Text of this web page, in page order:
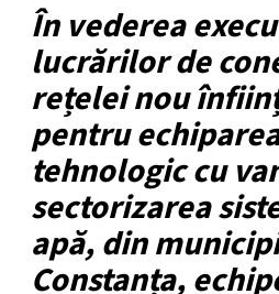
În vederea
lucrărilor de
rețelei nou
pentru
tehnologic cu
sectorizarea
apă, din
Constanța,